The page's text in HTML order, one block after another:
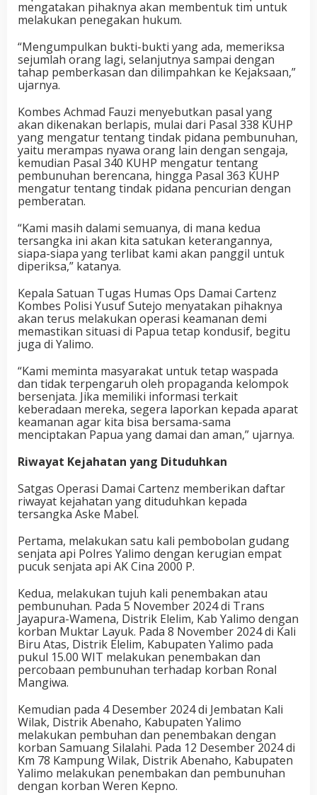
mengatakan pihaknya akan membentuk tim untuk
melakukan penegakan hukum.
“Mengumpulkan bukti-bukti yang ada, memeriksa
sejumlah orang lagi, selanjutnya sampai dengan
tahap pemberkasan dan dilimpahkan ke Kejaksaan,”
ujarnya.
Kombes Achmad Fauzi menyebutkan pasal yang
akan dikenakan berlapis, mulai dari Pasal 338 KUHP
yang mengatur tentang tindak pidana pembunuhan,
yaitu merampas nyawa orang lain dengan sengaja,
kemudian Pasal 340 KUHP mengatur tentang
pembunuhan berencana, hingga Pasal 363 KUHP
mengatur tentang tindak pidana pencurian dengan
pemberatan.
“Kami masih dalami semuanya, di mana kedua
tersangka ini akan kita satukan keterangannya,
siapa-siapa yang terlibat kami akan panggil untuk
diperiksa,” katanya.
Kepala Satuan Tugas Humas Ops Damai Cartenz
Kombes Polisi Yusuf Sutejo menyatakan pihaknya
akan terus melakukan operasi keamanan demi
memastikan situasi di Papua tetap kondusif, begitu
juga di Yalimo.
“Kami meminta masyarakat untuk tetap waspada
dan tidak terpengaruh oleh propaganda kelompok
bersenjata. Jika memiliki informasi terkait
keberadaan mereka, segera laporkan kepada aparat
keamanan agar kita bisa bersama-sama
menciptakan Papua yang damai dan aman,” ujarnya.
Riwayat Kejahatan yang Dituduhkan
Satgas Operasi Damai Cartenz memberikan daftar
riwayat kejahatan yang dituduhkan kepada
tersangka Aske Mabel.
Pertama, melakukan satu kali pembobolan gudang
senjata api Polres Yalimo dengan kerugian empat
pucuk senjata api AK Cina 2000 P.
Kedua, melakukan tujuh kali penembakan atau
pembunuhan. Pada 5 November 2024 di Trans
Jayapura-Wamena, Distrik Elelim, Kab Yalimo dengan
korban Muktar Layuk. Pada 8 November 2024 di Kali
Biru Atas, Distrik Elelim, Kabupaten Yalimo pada
pukul 15.00 WIT melakukan penembakan dan
percobaan pembunuhan terhadap korban Ronal
Mangiwa.
Kemudian pada 4 Desember 2024 di Jembatan Kali
Wilak, Distrik Abenaho, Kabupaten Yalimo
melakukan pembuhan dan penembakan dengan
korban Samuang Silalahi. Pada 12 Desember 2024 di
Km 78 Kampung Wilak, Distrik Abenaho, Kabupaten
Yalimo melakukan penembakan dan pembunuhan
dengan korban Weren Kepno.